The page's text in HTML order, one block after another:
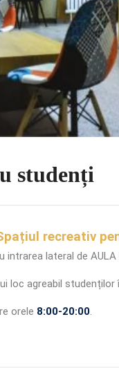
studenți
recreativ
intrarea lateral de AULA
loc agreabil
orele 8:00-20:00.